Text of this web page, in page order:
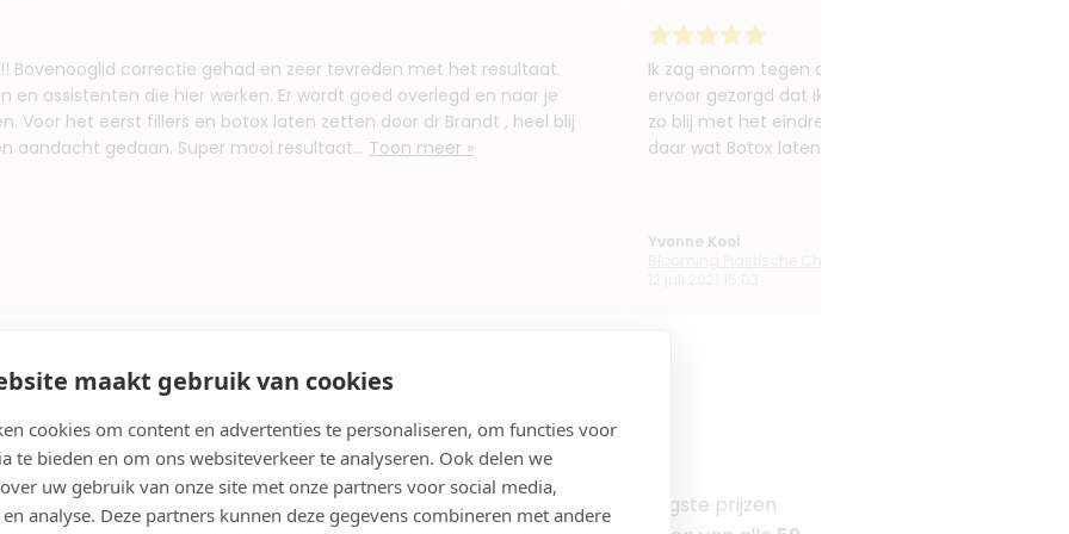
maakt gebruik van cookies
cookies om content en advertenties te personaliseren, om functies voor
te bieden en om ons websiteverkeer te analyseren. Ook delen we
uw gebruik van onze site met onze partners voor social media,
analyse. Deze partners kunnen deze gegevens combineren met andere
Bovenooglid correctie gehad en zeer tevreden met het resultaat.
en assistenten die hier werken. Er wordt goed overlegd en naar je
Voor het eerst fillers en botox laten zetten door dr Brandt , heel blij
aandacht gedaan. Super mooi resultaat... Toon meer »
Ik zag enorm tegen de bovenooglid correctie op,
ervoor gezorgd dat ik heel ontspannen was
zo blij met het eindresultaat , nog mooier dan ik
daar wat Botox laten zetten. Ik ben super
Yvonne Kooi
in Velsen-Noord
in Velsen-Noord
is heel eenvoudig. In onderstaande tabel staan de laagste prijzen